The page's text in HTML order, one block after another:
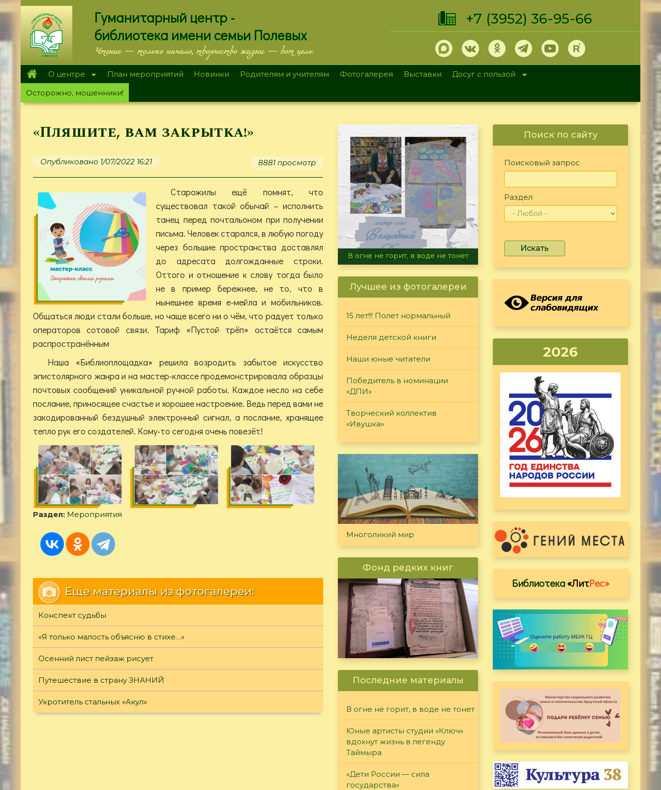
Перейти
к
основному
содержанию
Гуманитарный центр -
библиотека имени семьи Полевых
Чтение — только начало, творчество жизни — вот цель.
+7 (3952) 36-95-66
О центре План мероприятий Новинки Родителям и учителям Фотогалерея Выставки
Досуг с пользой
Осторожно, мошенники!
«Пляшите, вам закрытка!»
Опубликовано 1/07/2022 16:21 8881 просмотр
Старожилы ещё помнят, что
существовал такой обычай – исполнить
танец перед почтальоном при получении
письма. Человек старался, в любую погоду
через большие пространства доставлял
до адресата долгожданные строки.
Оттого и отношение к слову тогда было
не в пример бережнее, не то, что в
нынешнее время е-мейла и мобильников.
Общаться люди стали больше, но чаще всего ни о чём, что радует только
операторов сотовой связи. Тариф «Пустой трёп» остаётся самым
распространённым
Наша «Библиоплощадка» решила возродить забытое искусство
эпистолярного жанра и на мастер-классе продемонстрировала образцы
почтовых сообщений уникальной ручной работы. Каждое несло на себе
послание, приносящее счастье и хорошее настроение. Ведь перед вами не
закодированный бездушный электронный сигнал, а послание, хранящее
тепло рук его создателей. Кому-то сегодня очень повезёт!
Раздел: Мероприятия
Еще материалы из фотогалереи:
Конспект судьбы
«Я только малость объясню в стихе…»
Осенний лист пейзаж рисует
Путешествие в страну ЗНАНИЙ
Укротитель стальных «Акул»
Летние турниры Warhammer
Лучшее из фотогалереи
15 лет!!! Полет нормальный
Неделя детской книги
Наши юные читатели
Победитель в номинации
«ДПИ»
Творческий коллектив
«Ивушка»
Многоликий мир
Фонд редких книг
Последние материалы
В огне не горит, в воде не тонет
Юные артисты студии «Ключ»
вдохнут жизнь в легенду
Таймыра
«Дети России — сила
государства»
Поиск по сайту
Поисковый запрос
Раздел
Искать
2026
Библиотека«ЛитРес»